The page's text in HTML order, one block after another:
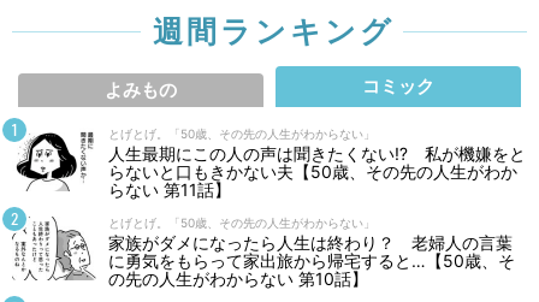
妻が口をきいてくれなくなった（2週間目）
2/2 公開終了
妻が口をきいてくれません（3日目）
1/5
週間ランキング
よみもの コミック
とげとげ。「50歳、その先の人生がわからない」
人生最期にこの人の声は聞きたくない⁉ 私が機嫌をと
らないと口もきかない夫【50歳、その先の人生がわか
らない 第11話】
とげとげ。「50歳、その先の人生がわからない」
家族がダメになったら人生は終わり？ 老婦人の言葉
に勇気をもらって家出旅から帰宅すると…【50歳、そ
の先の人生がわからない 第10話】